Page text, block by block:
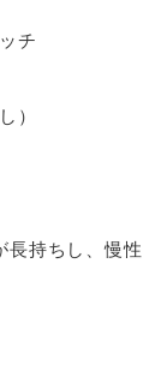
チ
）
長持ちし、慢性